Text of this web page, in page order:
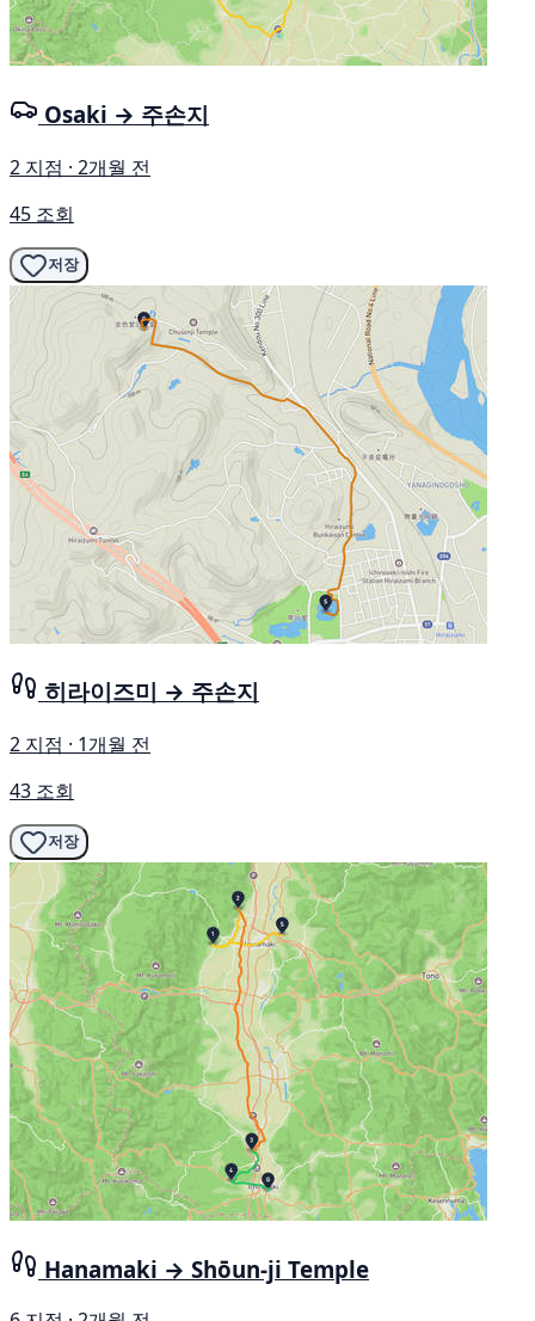
Osaki → 주손지
2 지점 · 2개월 전
45 조회
저장
히라이즈미 → 주손지
2 지점 · 1개월 전
43 조회
저장
Hanamaki → Shōun-ji Temple